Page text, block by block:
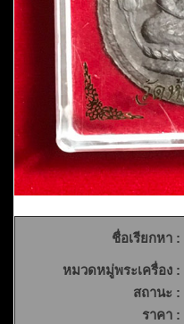
ชื่อเรียกหา :
หมวดหมู่พระเครื่อง :
สถานะ :
ราคา :